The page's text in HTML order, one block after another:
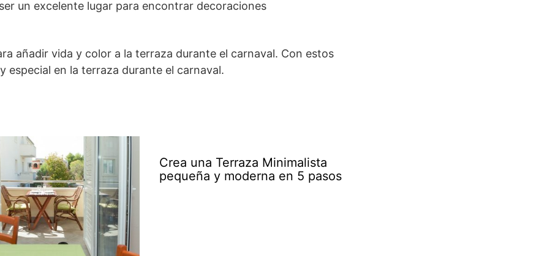
un excelente lugar para encontrar decoraciones
añadir vida y color a la terraza durante el carnaval. Con estos
especial en la terraza durante el carnaval.
Crea una Terraza Minimalista
pequeña y moderna en 5 pasos